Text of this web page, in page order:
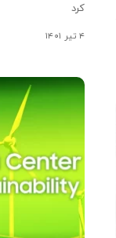
کرد
۴ تیر ۱۴۰۱